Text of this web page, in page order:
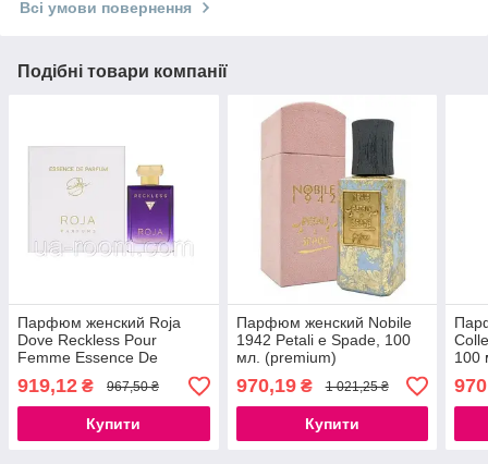
Всі умови повернення
Подібні товари компанії
Парфюм женский Roja
Dove Reckless Pour
Femme Essence De
Parfum, 100 мл.(premium)
919,12 ₴ 967,50 ₴
Купити
Парфюм женский Nobile
1942 Petali e Spade, 100
мл. (premium)
970,19₴ 1 021,25 ₴
Купити
100